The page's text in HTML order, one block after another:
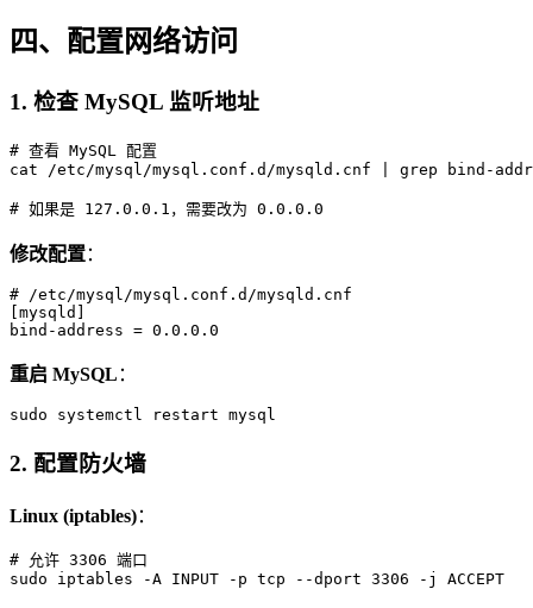
四、配置网络访问
1. 检查 MySQL 监听地址
# 查看 MySQL 配置
cat /etc/mysql/mysql.conf.d/mysqld.cnf | grep bind-
修改配置：
# /etc/mysql/mysql.conf.d/mysqld.cnf
[mysqld]
重启 MySQL ：
2. 配置防火墙
Linux (iptables)：
# 允许 3306 端口
sudo iptables -A INPUT -p tcp --dport 3306 -j ACCEPT